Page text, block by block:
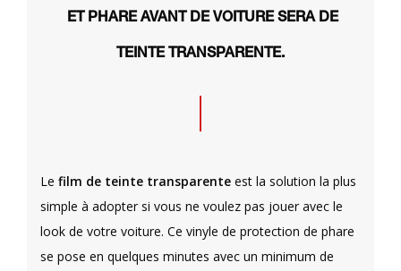
ET PHARE AVANT DE VOITURE SERA DE
TEINTE TRANSPARENTE.
Le film de teinte transparente est la solution la plus
simple à adopter si vous ne voulez pas jouer avec le
look de votre voiture. Ce vinyle de protection de phare
se pose en quelques minutes avec un minimum de